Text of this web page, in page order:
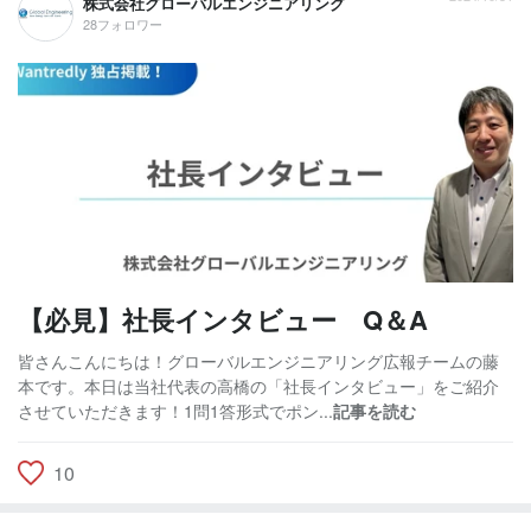
28フォロワー
【必見】社長インタビュー Q＆A
皆さんこんにちは！グローバルエンジニアリング広報チームの藤
本です。本日は当社代表の高橋の「社長インタビュー」をご紹介
させていただきます！1問1答形式でポン...記事を読む
10